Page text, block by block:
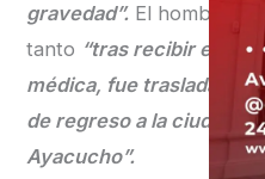
gravedad”. El hombre en
tanto “tras recibir el alta
médica, fue trasladado
de regreso a la ciudad de
Ayacucho”.